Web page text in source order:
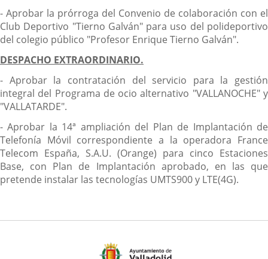
- Aprobar la prórroga del Convenio de colaboración con el
Club Deportivo "Tierno Galván" para uso del polideportivo
del colegio público "Profesor Enrique Tierno Galván".
DESPACHO EXTRAORDINARIO.
- Aprobar la contratación del servicio para la gestión
integral del Programa de ocio alternativo "VALLANOCHE" y
"VALLATARDE".
- Aprobar la 14ª ampliación del Plan de Implantación de
Telefonía Móvil correspondiente a la operadora France
Telecom España, S.A.U. (Orange) para cinco Estaciones
Base, con Plan de Implantación aprobado, en las que
pretende instalar las tecnologías UMTS900 y LTE(4G).